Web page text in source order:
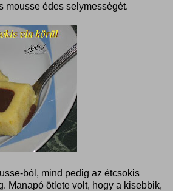
mousse édes selymességét.
ból, mind pedig az étcsokis
Manapó ötlete volt, hogy a kisebbik,